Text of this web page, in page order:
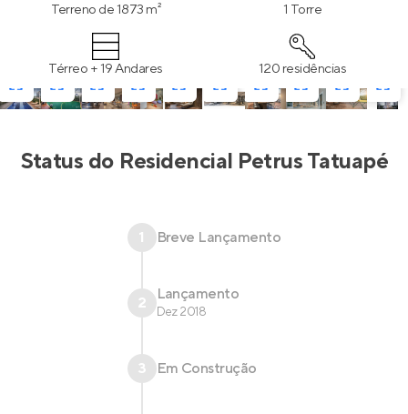
Terreno de 1873 m² 1 Torre
Térreo + 19 Andares 120 residências
Status do Residencial Petrus Tatuapé
1 Breve Lançamento
2 Lançamento
Dez 2018
3 Em Construção